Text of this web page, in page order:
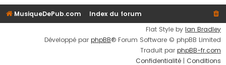
MusiqueDePub.com
Index du forum
Flat Style by Ian Bradley
Développé par phpBB® Forum Software © phpBB Limited
Traduit par phpBB-fr.com
Confidentialité | Conditions